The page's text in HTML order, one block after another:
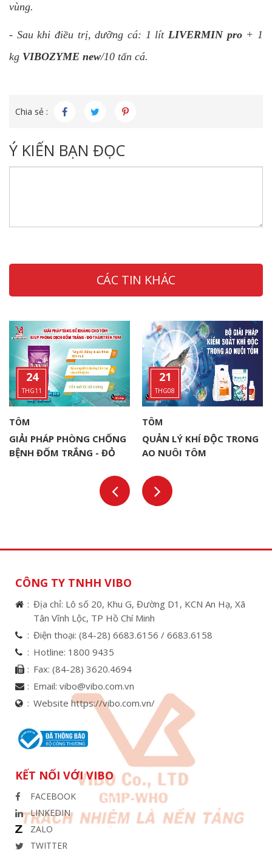
vùng.
- Sau khi điều trị, dưỡng cá: 1 lít LIVERMIN pro+ 1
kg VIBOZYME new/10 tấn cá.
Chia sẻ :
Ý KIẾN BẠN ĐỌC
CÁC TIN KHÁC
24
THG11
TÔM
GIẢI PHÁP PHÒNG CHỐNG
BỆNH ĐỐM TRẮNG - ĐỎ
21
THG08
TÔM
QUẢN LÝ KHÍ ĐỘC TRONG
AO NUÔI TÔM
CÔNG TY TNHH VIBO
Địa chỉ: Lô số 20, Khu G, Đường D1, KCN An Hạ, Xã
Tân Vĩnh Lộc, TP Hồ Chí Minh
Điện thoại: (84-28) 6683.6156 / 6683.6158
Hotline: 1800 9435
Fax: (84-28) 3620.4694
Email: vibo@vibo.com.vn
Website https://vibo.com.vn/
KẾT NỐI VỚI VIBO
FACEBOOK
LINKEDIN
ZALO
TWITTER